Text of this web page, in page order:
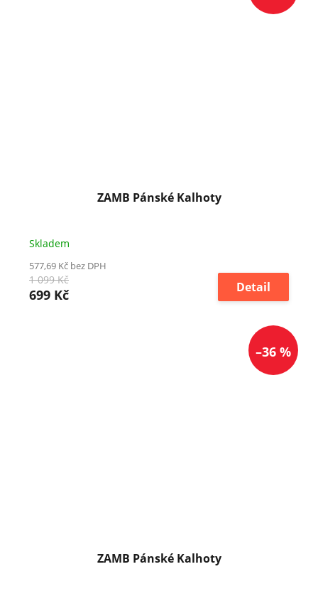
ZAMB Pánské Kalhoty
Skladem
577,69 Kč bez DPH
1 099 Kč
699 Kč Detail
–36 %
ZAMB Pánské Kalhoty